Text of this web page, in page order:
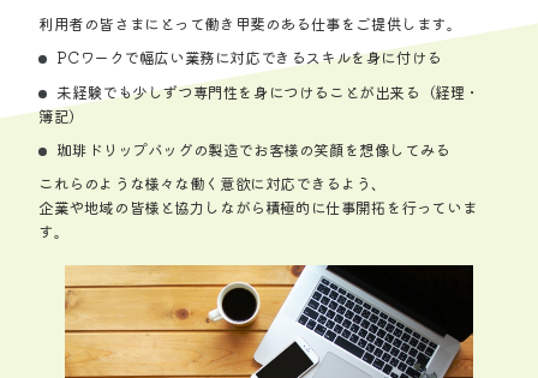
利用者の皆さまにとって働き甲斐のある仕事をご提供します。
PCワークで幅広い業務に対応できるスキルを身に付ける
未経験でも少しずつ専門性を身につけることが出来る（経理・
簿記）
珈琲ドリップバッグの製造でお客様の笑顔を想像してみる
これらのような様々な働く意欲に対応できるよう、
企業や地域の皆様と協力しながら積極的に仕事開拓を行っていま
す。